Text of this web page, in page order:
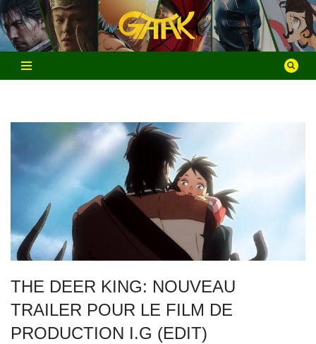
Aller
au
contenu
THE DEER KING: NOUVEAU
TRAILER POUR LE FILM DE
PRODUCTION I.G (EDIT)